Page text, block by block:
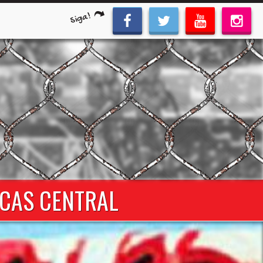
Siga!
CENTRAL